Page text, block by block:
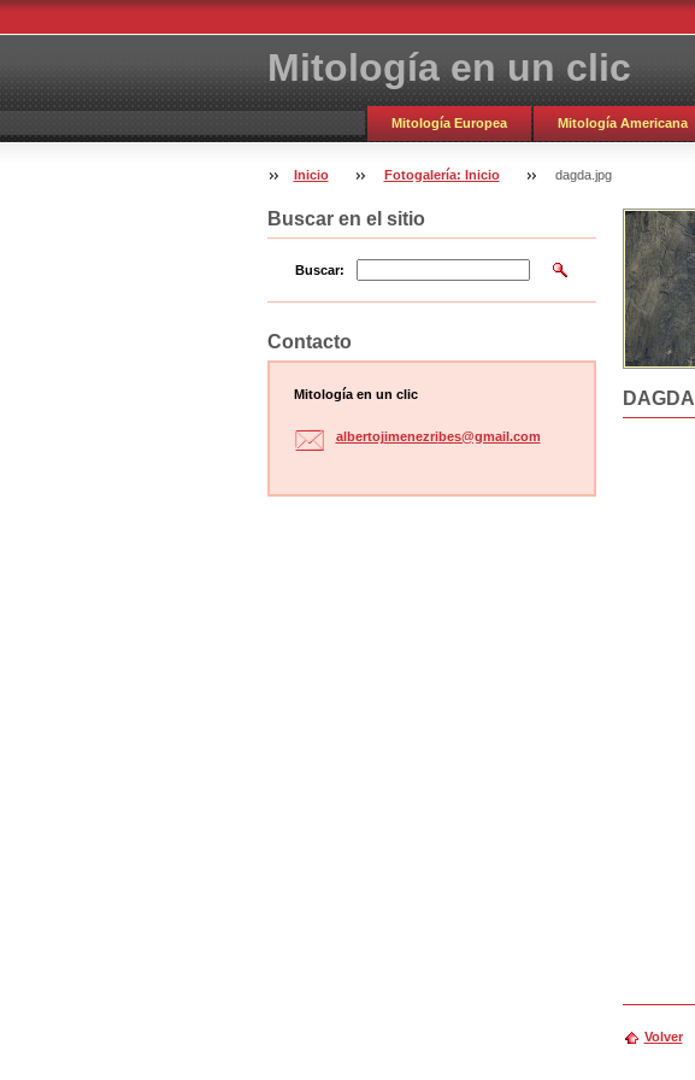
Mitología en un clic
Mitología Europea Mitología Americana
Inicio Fotogalería: Inicio dagda.jpg
DAGDA
Volver
Buscar en el sitio
Buscar:
Contacto
Mitología en un clic
albertojimenezribes@gmail.com